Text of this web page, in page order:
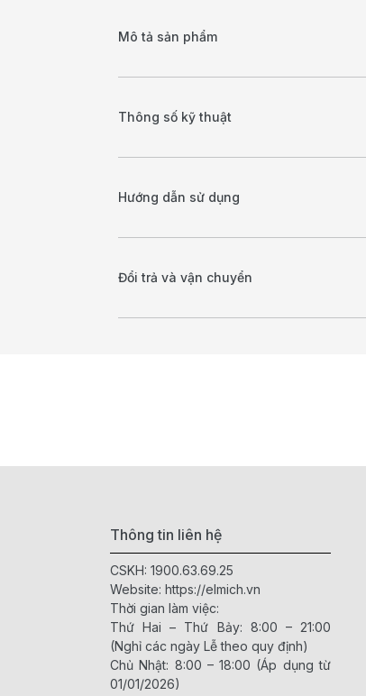
Mô tả sản phẩm
Thông số kỹ thuật
Hướng dẫn sử dụng
Đổi trả và vận chuyển
Thông tin liên hệ
CSKH: 1900.63.69.25
Website: https://elmich.vn
Thời gian làm việc:
Thứ Hai – Thứ Bảy: 8:00 – 21:00
(Nghỉ các ngày Lễ theo quy định)
Chủ Nhật: 8:00 – 18:00 (Áp dụng từ
01/01/2026)